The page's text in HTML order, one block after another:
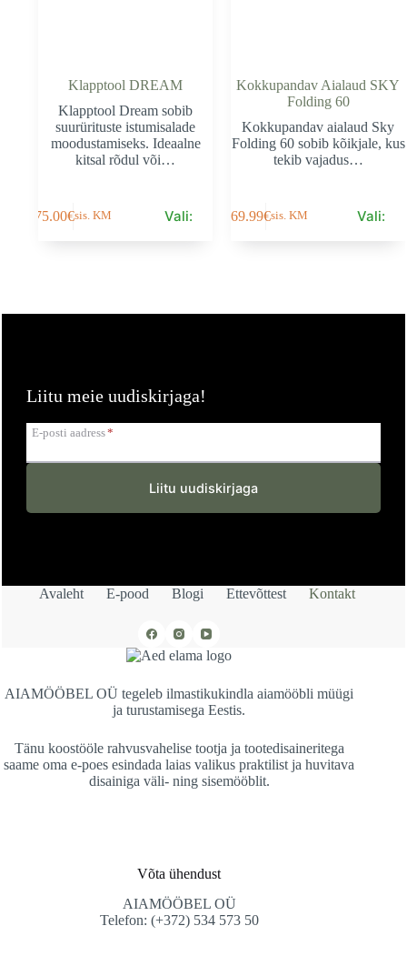
Klapptool DREAM
Klapptool Dream sobib
suurürituste istumisalade
moodustamiseks. Ideaalne
kitsal rõdul või…
75.00€sis. KM Vali:
product
may
product
Kokkupandav Aialaud SKY
Folding 60
Kokkupandav aialaud Sky
Folding 60 sobib kõikjale, kus
tekib vajadus…
169.99€sis. KM Vali:
product
may
Liitu meie uudiskirjaga!
E-posti aadress*
Liitu uudiskirjaga
Avaleht E-pood Blogi Ettevõttest Kontakt
AIAMÖÖBEL OÜ tegeleb ilmastikukindla aiamööbli müügi
ja turustamisega Eestis.
Tänu koostööle rahvusvahelise tootja ja tootedisaineritega
saame oma e-poes esindada laias valikus praktilist ja huvitava
disainiga väli- ning sisemööblit.
Võta ühendust
AIAMÖÖBEL OÜ
Telefon: (+372) 534 573 50